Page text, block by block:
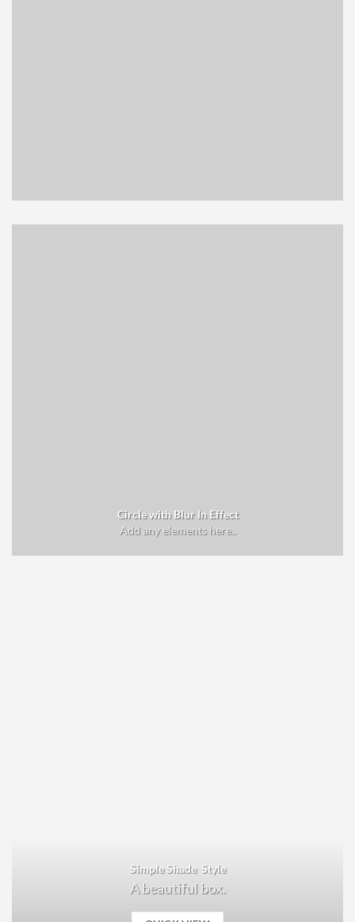
Circle with Blur In Effect
Add any elements here..
Simple Shade Style
A beautiful box.